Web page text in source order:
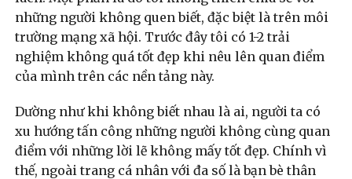
những người không quen biết, đặc biệt là trên môi
trường mạng xã hội. Trước đây tôi có 1-2 trải
nghiệm không quá tốt đẹp khi nêu lên quan điểm
của mình trên các nền tảng này.
Dường như khi không biết nhau là ai, người ta có
xu hướng tấn công những người không cùng quan
điểm với những lời lẽ không mấy tốt đẹp. Chính vì
thế, ngoài trang cá nhân với đa số là bạn bè thân